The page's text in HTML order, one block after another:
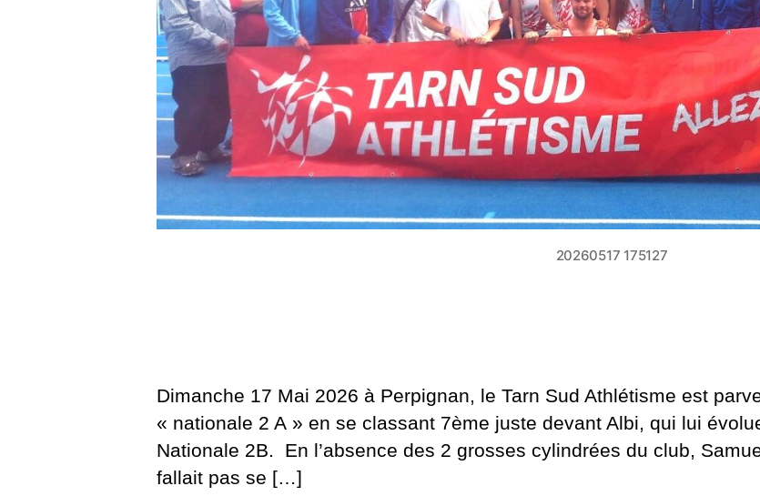
20260517 175127
Dimanche 17 Mai 2026 à Perpignan, le Tarn Sud Athlétisme est
« nationale 2 A » en se classant 7ème juste devant Albi, qui lui
Nationale 2B. En l’absence des 2 grosses cylindrées du club,
fallait pas se […]